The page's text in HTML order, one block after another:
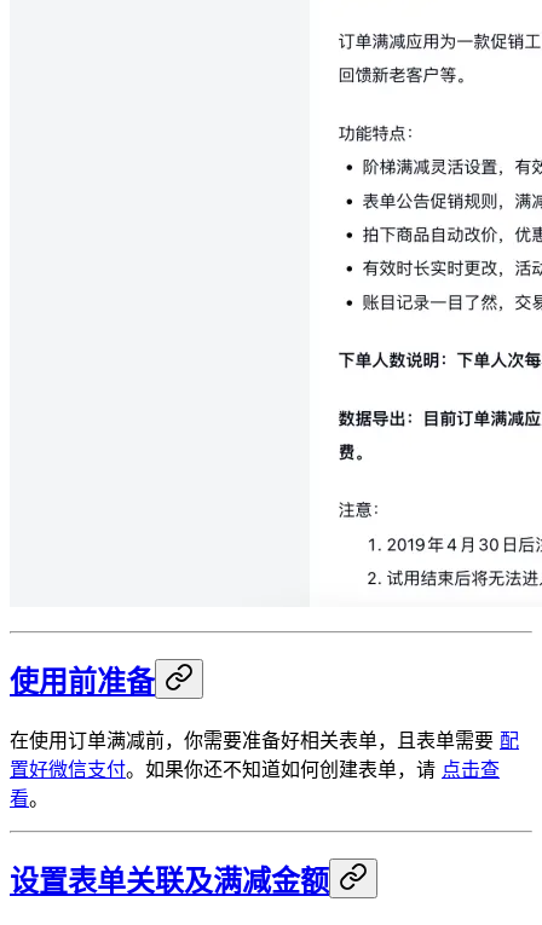
使用前准备
在使用订单满减前，你需要准备好相关表单，且表单需要 配
置好微信支付。如果你还不知道如何创建表单，请 点击查
看。
设置表单关联及满减金额